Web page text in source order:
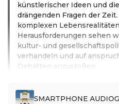
künstlerischer Ideen und
drängenden Fragen der
komplexen
Herausforderungen sehen
kultur- und
verhandeln und auf
Debatten anzustoßen.
SMARTPHONE